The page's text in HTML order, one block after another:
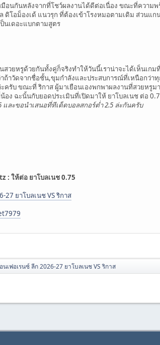
กันหลังจากที่โชว์ผลงานได้ดีต่อเนื่อง ขณะที่ความพ
โอม็องเด้ แนวรุก ที่ต้องเข้าโรงหมอตามเดิม ส่วนแ
นเดอะแบกตามสูตร
ยหรูด้วยกันทั้งคู่ก็จริงทำให้วันนี้เราน่าจะได้เห็นเกม
ถ้าวัดจากชื่อชั้น,ขุมกำลังและประสบการณ์ที่เหนือกว่
รับ ขณะที่ ริกาส ผู้มาเยือนเองพกพาผลงานที่สวยหรู
ง ฉะนั้นกับยอดประเมินที่เปิดมาให้ ยาโบลเนช ต่อ
และขอนำเสนอที่ทีเด็ดบอลสกอร์ต่ำ 2.5 ล่ะกันครับ
: ให้ต่อ ยาโบลเนช 0.75
27 ยาโบลเนช VS ริกาส
เฟอเรนซ์ ลีก 2026-27 ยาโบลเนช VS ริกาส